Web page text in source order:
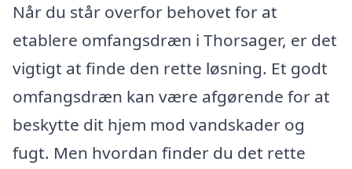
Når du står overfor behovet for at
etablere omfangsdræn i Thorsager, er det
vigtigt at finde den rette løsning. Et godt
omfangsdræn kan være afgørende for at
beskytte dit hjem mod vandskader og
fugt. Men hvordan finder du det rette